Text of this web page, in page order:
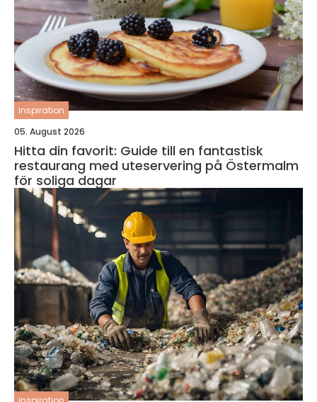
inspiration
05. August 2026
Hitta din favorit: Guide till en fantastisk
restaurang med uteservering på Östermalm
för soliga dagar